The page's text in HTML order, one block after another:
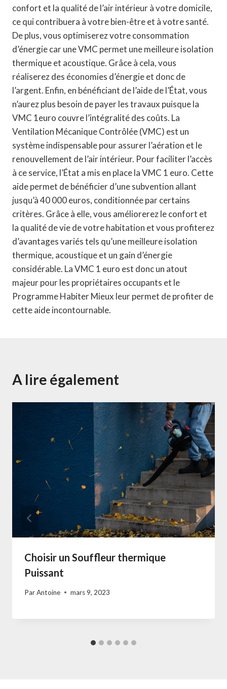
confort et la qualité de l’air intérieur à votre domicile,
ce qui contribuera à votre bien-être et à votre santé.
De plus, vous optimiserez votre consommation
d’énergie car une VMC permet une meilleure isolation
thermique et acoustique. Grâce à cela, vous
réaliserez des économies d’énergie et donc de
l’argent. Enfin, en bénéficiant de l’aide de l’État, vous
n’aurez plus besoin de payer les travaux puisque la
VMC 1euro couvre l’intégralité des coûts. La
Ventilation Mécanique Contrôlée (VMC) est un
système indispensable pour assurer l’aération et le
renouvellement de l’air intérieur. Pour faciliter l’accès
à ce service, l’État a mis en place la VMC 1 euro. Cette
aide permet de bénéficier d’une subvention allant
jusqu’à 40 000 euros, conditionnée par certains
critères. Grâce à elle, vous améliorerez le confort et
la qualité de vie de votre habitation et vous profiterez
d’avantages variés tels qu’une meilleure isolation
thermique, acoustique et un gain d’énergie
considérable. La VMC 1 euro est donc un atout
majeur pour les propriétaires occupants et le
Programme Habiter Mieux leur permet de profiter de
cette aide incontournable.
A lire également
Choisir un Souffleur thermique
Puissant
ParAntoine mars 9, 2023